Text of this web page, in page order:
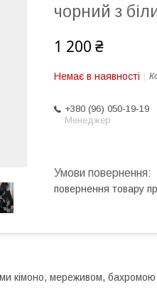
чорний з
1 200 ₴
Немає в наявності
+380 (96) 050-19-19
Менеджер
повернення товару
кімоно, мереживом,